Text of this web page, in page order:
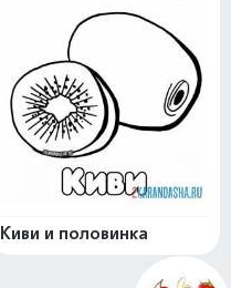
Киви и половинка